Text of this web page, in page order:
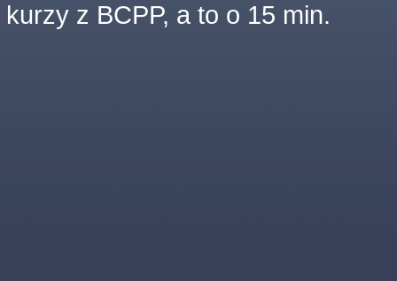
kurzy z BCPP, a to o 15 min.